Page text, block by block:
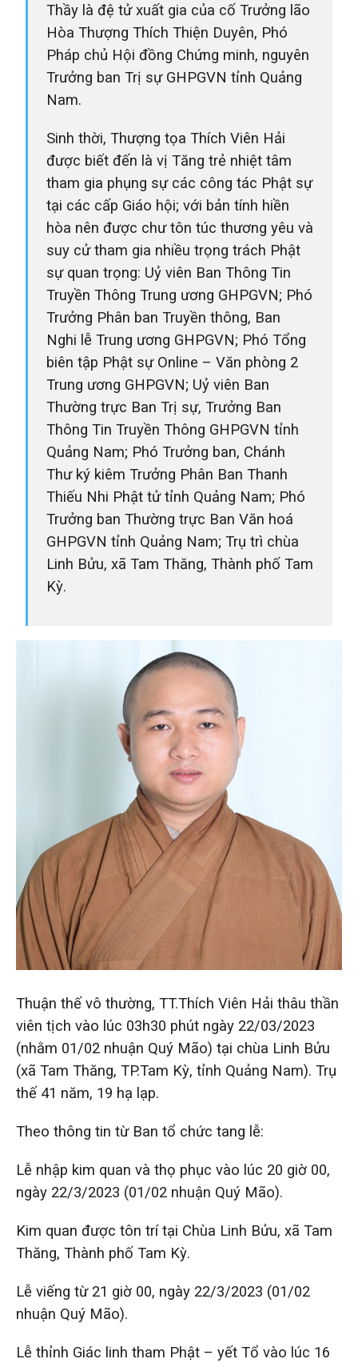
Thầy là đệ tử xuất gia của cố Trưởng lão
Hòa Thượng Thích Thiện Duyên, Phó
Pháp chủ Hội đồng Chứng minh, nguyên
Trưởng ban Trị sự GHPGVN tỉnh Quảng
Nam.
Sinh thời, Thượng tọa Thích Viên Hải
được biết đến là vị Tăng trẻ nhiệt tâm
tham gia phụng sự các công tác Phật sự
tại các cấp Giáo hội; với bản tính hiền
hòa nên được chư tôn túc thương yêu và
suy cử tham gia nhiều trọng trách Phật
sự quan trọng: Uỷ viên Ban Thông Tin
Truyền Thông Trung ương GHPGVN; Phó
Trưởng Phân ban Truyền thông, Ban
Nghi lễ Trung ương GHPGVN; Phó Tổng
biên tập Phật sự Online – Văn phòng 2
Trung ương GHPGVN; Uỷ viên Ban
Thường trực Ban Trị sự, Trưởng Ban
Thông Tin Truyền Thông GHPGVN tỉnh
Quảng Nam; Phó Trưởng ban, Chánh
Thư ký kiêm Trưởng Phân Ban Thanh
Thiếu Nhi Phật tử tỉnh Quảng Nam; Phó
Trưởng ban Thường trực Ban Văn hoá
GHPGVN tỉnh Quảng Nam; Trụ trì chùa
Linh Bửu, xã Tam Thăng, Thành phố Tam
Kỳ.
Thuận thế vô thường, TT.Thích Viên Hải thâu thần
viên tịch vào lúc 03h30 phút ngày 22/03/2023
(nhằm 01/02 nhuận Quý Mão) tại chùa Linh Bửu
(xã Tam Thăng, TP.Tam Kỳ, tỉnh Quảng Nam). Trụ
thế 41 năm, 19 hạ lạp.
Theo thông tin từ Ban tổ chức tang lễ:
Lễ nhập kim quan và thọ phục vào lúc 20 giờ 00,
ngày 22/3/2023 (01/02 nhuận Quý Mão).
Kim quan được tôn trí tại Chùa Linh Bửu, xã Tam
Thăng, Thành phố Tam Kỳ.
Lễ viếng từ 21 giờ 00, ngày 22/3/2023 (01/02
nhuận Quý Mão).
Lễ thỉnh Giác linh tham Phật – yết Tổ vào lúc 16